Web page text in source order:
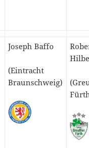
Joseph Baffo
(Eintracht
Braunschweig)